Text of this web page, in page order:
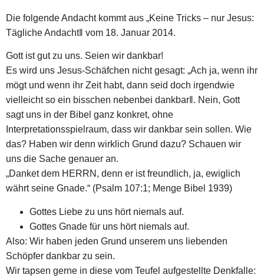
Die folgende Andacht kommt aus „Keine Tricks – nur Jesus:
Tägliche Andacht‖ vom 18. Januar 2014.
Gott ist gut zu uns. Seien wir dankbar!
Es wird uns Jesus-Schäfchen nicht gesagt: „Ach ja, wenn ihr
mögt und wenn ihr Zeit habt, dann seid doch irgendwie
vielleicht so ein bisschen nebenbei dankbar‖. Nein, Gott
sagt uns in der Bibel ganz konkret, ohne
Interpretationsspielraum, dass wir dankbar sein sollen. Wie
das? Haben wir denn wirklich Grund dazu? Schauen wir
uns die Sache genauer an.
„Danket dem HERRN, denn er ist freundlich, ja, ewiglich
währt seine Gnade.“ (Psalm 107:1; Menge Bibel 1939)
Gottes Liebe zu uns hört niemals auf.
Gottes Gnade für uns hört niemals auf.
Also: Wir haben jeden Grund unserem uns liebenden
Schöpfer dankbar zu sein.
Wir tapsen gerne in diese vom Teufel aufgestellte Denkfalle: